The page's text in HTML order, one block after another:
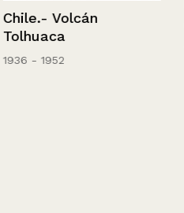
Chile.- Volcán
Tolhuaca
1936 - 1952